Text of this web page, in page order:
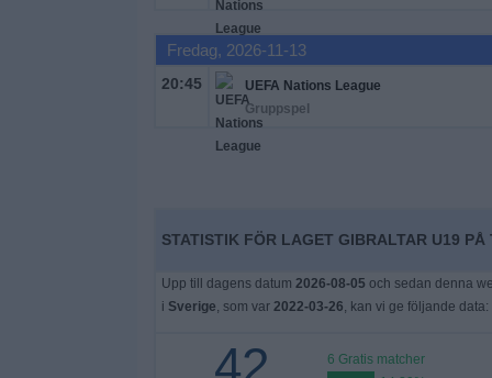
Fredag, 2026-11-13
20:45
UEFA Nations League
Gruppspel
STATISTIK FÖR LAGET GIBRALTAR U19 PÅ
Upp till dagens datum 2026-08-05 och sedan denna
i Sverige, som var 2022-03-26, kan vi ge följande data:
42
6 Gratis matcher